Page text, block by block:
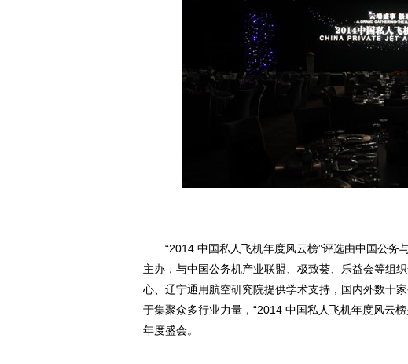
“2014 中国私人飞机年度风云榜”评选由中国公务
主办，与中国公务机产业联盟、极致荟、乐益会等组
心、辽宁通用航空研究院提供学术支持，国内外数十
于集聚众多行业力量，“2014 中国私人飞机年度风云
年度盛会。